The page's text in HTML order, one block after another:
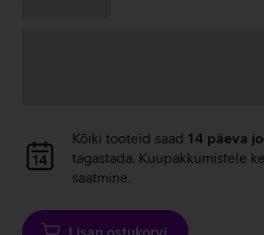
Andmete
laadimine
Kõiki tooteid saad 14 päeva
tagastada. Kuupakkumistele
saatmine.
Lisan ostukorvi